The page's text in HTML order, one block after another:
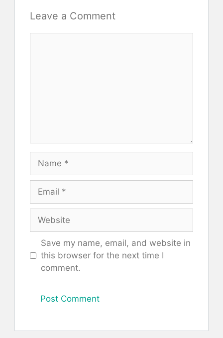
Leave a Comment
Name
Email
Website
Save my name, email, and website in
this browser for the next time I
comment.